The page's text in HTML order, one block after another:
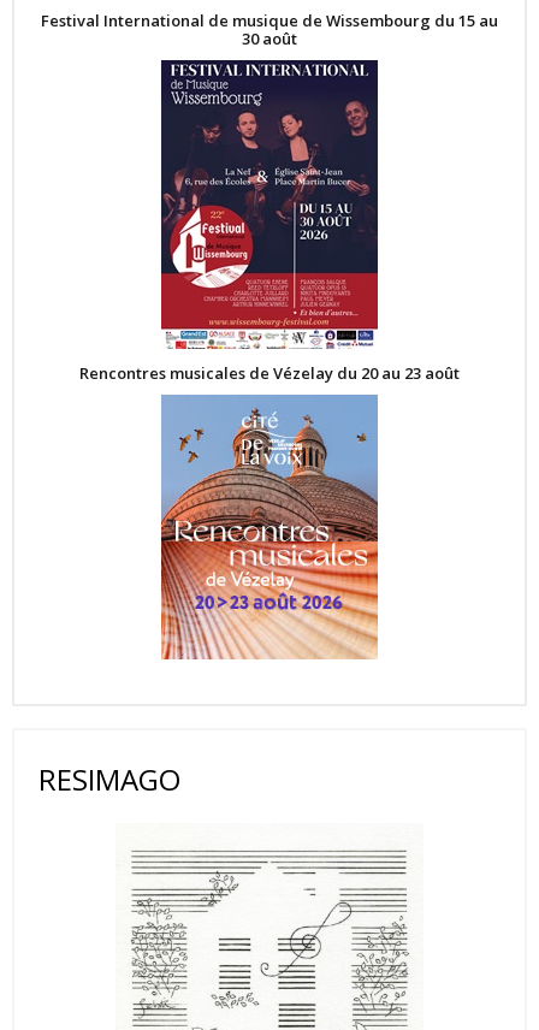
Festival International de musique de Wissembourg du 15 au
30 août
Rencontres musicales de Vézelay du 20 au 23 août
RESIMAGO